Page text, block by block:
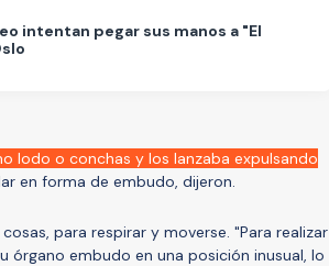
intentan pegar sus manos a "El
lodo o conchas y los lanzaba expulsando
en forma de embudo, dijeron.
para respirar y moverse. "Para realizar
órgano embudo en una posición inusual, lo